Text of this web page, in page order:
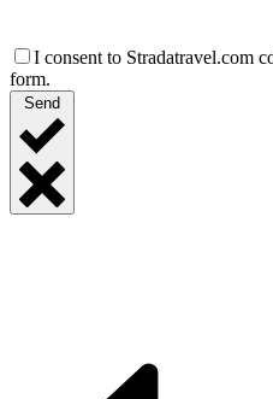
I consent to Stradatravel.com
form.
Send